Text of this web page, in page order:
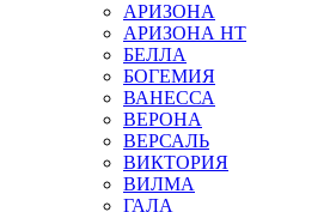
АРИЗОНА
АРИЗОНА НТ
БЕЛЛА
БОГЕМИЯ
ВАНЕССА
ВЕРОНА
ВЕРСАЛЬ
ВИКТОРИЯ
ВИЛМА
ГАЛА